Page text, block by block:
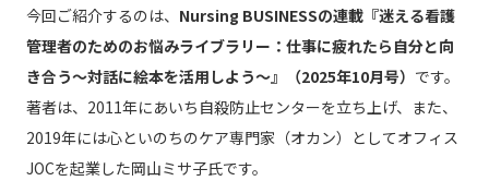
今回ご紹介するのは、 Nursing BUSINESSの連載『迷える看護
管理者のためのお悩みライブラリー：仕事に疲れたら自分と向
き合う～対話に絵本を活用しよう～』（2025年10月号） です。
著者は、2011年にあいち自殺防止センターを立ち上げ、また、
2019年には心といのちのケア専門家（オカン）としてオフィス
JOCを起業した岡山ミサ子氏です。